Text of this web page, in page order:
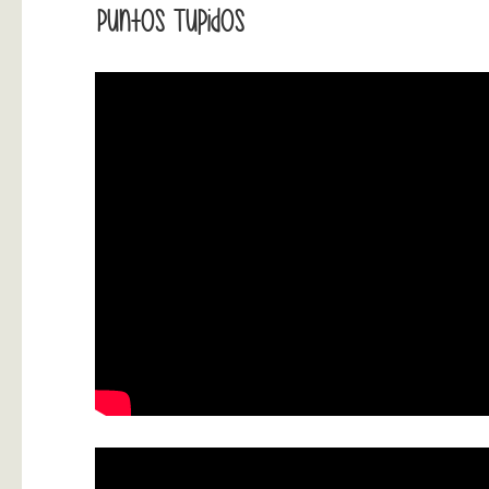
Puntos Tupidos